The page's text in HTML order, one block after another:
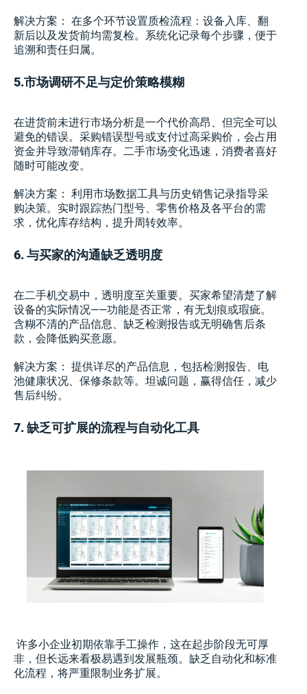
解决方案： 在多个环节设置质检流程：设备入库、翻
新后以及发货前均需复检。系统化记录每个步骤，便于
追溯和责任归属。
5.市场调研不足与定价策略模糊
在进货前未进行市场分析是一个代价高昂、但完全可以
避免的错误。采购错误型号或支付过高采购价，会占用
资金并导致滞销库存。二手市场变化迅速，消费者喜好
随时可能改变。
解决方案： 利用市场数据工具与历史销售记录指导采
购决策。实时跟踪热门型号、零售价格及各平台的需
求，优化库存结构，提升周转效率。
6. 与买家的沟通缺乏透明度
在二手机交易中，透明度至关重要。买家希望清楚了解
设备的实际情况——功能是否正常，有无划痕或瑕疵。
含糊不清的产品信息、缺乏检测报告或无明确售后条
款，会降低购买意愿。
解决方案： 提供详尽的产品信息，包括检测报告、电
池健康状况、保修条款等。坦诚问题，赢得信任，减少
售后纠纷。
7. 缺乏可扩展的流程与自动化工具
许多小企业初期依靠手工操作，这在起步阶段无可厚
非，但长远来看极易遇到发展瓶颈。缺乏自动化和标准
化流程，将严重限制业务扩展。